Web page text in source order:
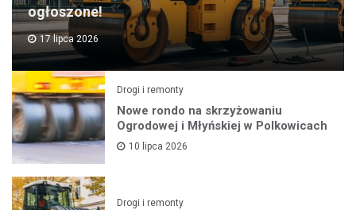
ogłoszone!
17 lipca 2026
Drogi i remonty
Nowe rondo na skrzyżowaniu
Ogrodowej i Młyńskiej w Polkowicach
10 lipca 2026
Drogi i remonty